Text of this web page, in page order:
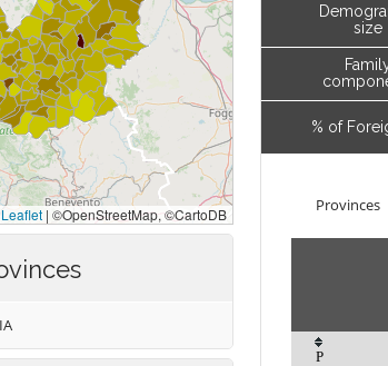
size
% of
Provinces
P